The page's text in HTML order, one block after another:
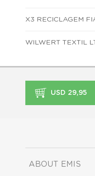
X3 RECICLAGEM
WILWERT TEXTIL
USD 29,95
ABOUT EMIS